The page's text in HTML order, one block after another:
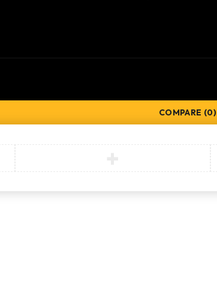
COMPARE (0)